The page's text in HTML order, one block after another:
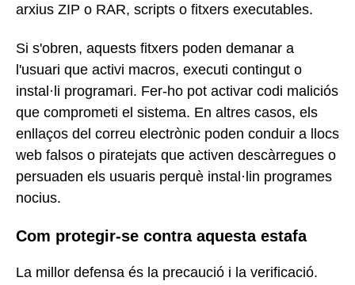
arxius ZIP o RAR, scripts o fitxers executables.
Si s'obren, aquests fitxers poden demanar a
l'usuari que activi macros, executi contingut o
instal·li programari. Fer-ho pot activar codi maliciós
que comprometi el sistema. En altres casos, els
enllaços del correu electrònic poden conduir a llocs
web falsos o piratejats que activen descàrregues o
persuaden els usuaris perquè instal·lin programes
nocius.
Com protegir-se contra aquesta estafa
La millor defensa és la precaució i la verificació.